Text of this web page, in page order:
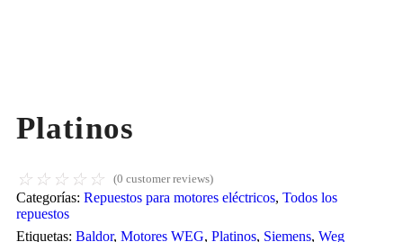
Platinos
☆ ☆ ☆ ☆ ☆ (0 customer reviews)
Categorías: Repuestos para motores eléctricos, Todos los
repuestos
Etiquetas: Baldor, Motores WEG, Platinos, Siemens, Weg